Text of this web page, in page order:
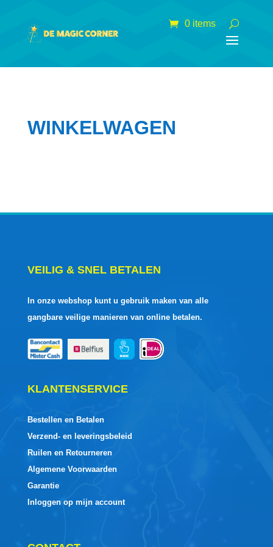
0 items
WINKELWAGEN
VEILIG & SNEL BETALEN
In onze webshop kunt u gebruik maken van alle
gangbare veilige manieren van online betalen.
KLANTENSERVICE
Bestellen en Betalen
Verzend- en leveringsbeleid
Ruilen en Retourneren
Algemene Voorwaarden
Garantie
Inloggen op mijn account